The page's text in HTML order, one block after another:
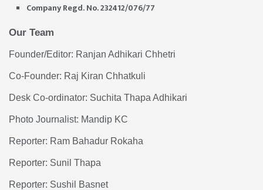
Company Regd. No. 232412/076/77
Our Team
Founder/Editor: Ranjan Adhikari Chhetri
Co-Founder: Raj Kiran Chhatkuli
Desk Co-ordinator: Suchita Thapa Adhikari
Photo Journalist: Mandip KC
Reporter: Ram Bahadur Rokaha
Reporter: Sunil Thapa
Reporter: Sushil Basnet